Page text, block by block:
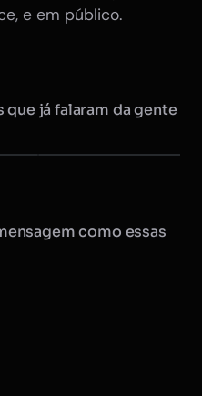
e em público.
já falaram da gente
Eduardo Nóbrega
como essas